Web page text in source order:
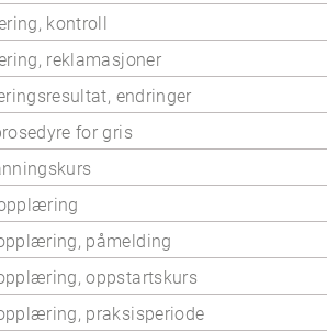
kontroll
reklamasjoner
endringer
for gris
påmelding
oppstartskurs
praksisperiode